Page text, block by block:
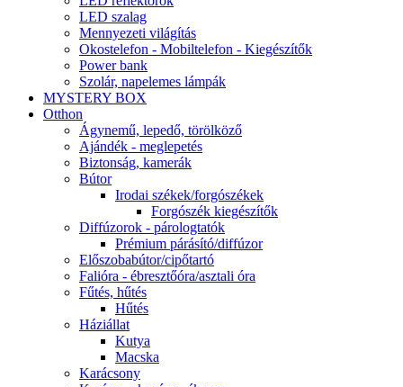
LED szalag
Mennyezeti világítás
Okostelefon - Mobiltelefon - Kiegészítők
Power bank
Szolár, napelemes lámpák
MYSTERY BOX
Otthon
Ágynemű, lepedő, törölköző
Ajándék - meglepetés
Biztonság, kamerák
Bútor
Irodai székek/forgószékek
Forgószék kiegészítők
Diffúzorok - párologtatók
Prémium párásító/diffúzor
Előszobabútor/cipőtartó
Falióra - ébresztőóra/asztali óra
Fűtés, hűtés
Hűtés
Háziállat
Kutya
Macska
Karácsony